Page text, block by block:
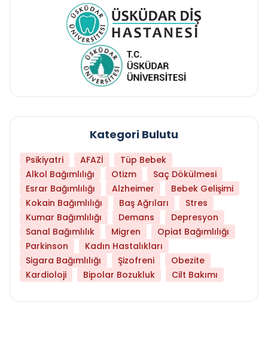
Kategori Bulutu
Psikiyatri AFAZİ
Tüp Bebek
Alkol Bağımlılığı
Otizm
Saç Dökülmesi
Esrar Bağımlılığı
Alzheimer
Bebek Gelişimi
Kokain Bağımlılığı
Baş Ağrıları
Stres
Kumar Bağımlılığı
Demans
Depresyon
Sanal Bağımlılık
Migren
Opiat Bağımlılığı
Parkinson
Kadın Hastalıkları
Sigara Bağımlılığı
Şizofreni
Obezite
Kardioloji
Bipolar Bozukluk Cilt Bakımı